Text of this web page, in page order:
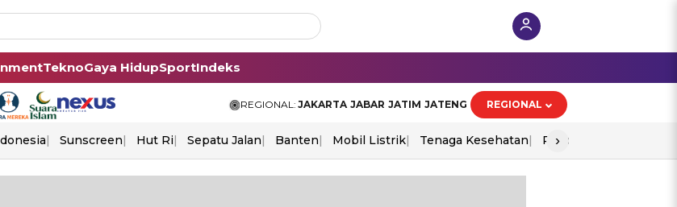
TeknoGaya HidupSportIndeks
REGIONAL: JAKARTA JABAR JATIM JATENG REGIONAL
Sunscreen Hut Ri Sepatu Jalan Banten Mobil Listrik Tenaga Kesehatan Piala Aff 2026
›